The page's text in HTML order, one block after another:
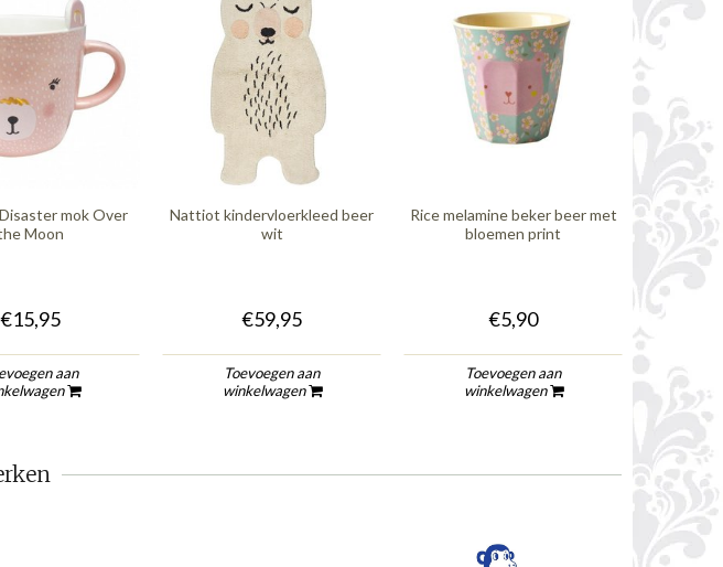
mok Over
Moon
€15,95
aan
Nattiot kindervloerkleed beer
wit
€59,95
Toevoegen aan
winkelwagen
Rice melamine beker beer met
bloemen print
€5,90
Toevoegen aan
winkelwagen
Sass &